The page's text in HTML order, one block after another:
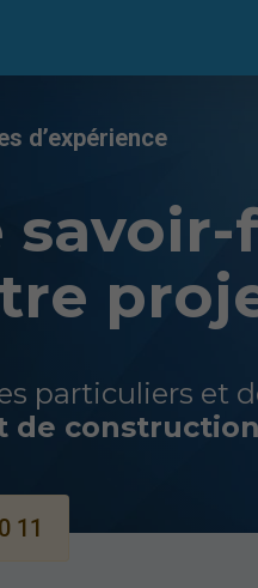
d’expérience
particuliers et
de
11